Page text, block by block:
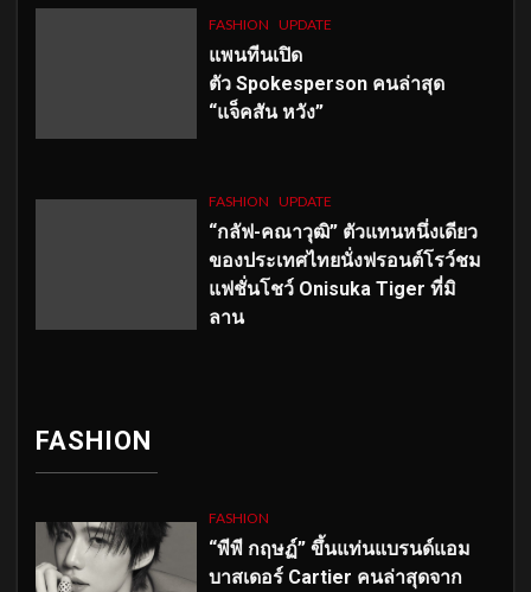
FASHION UPDATE
แพนทีนเปิด
ตัว Spokesperson คนล่าสุด
“แจ็คสัน หวัง”
FASHION UPDATE
“กลัฟ-คณาวุฒิ” ตัวแทนหนึ่งเดียว
ของประเทศไทยนั่งฟรอนต์โรว์ชม
แฟชั่นโชว์ Onisuka Tiger ที่มิ
ลาน
FASHION
FASHION
“พีพี กฤษฏ์” ขึ้นแท่นแบรนด์แอม
บาสเดอร์ Cartier คนล่าสุดจาก